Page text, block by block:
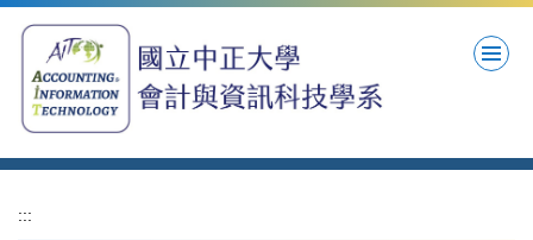
到
區
:::